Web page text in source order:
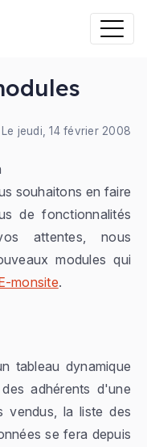
Le jeudi, 14 février 2008
souhaitons en faire
de fonctionnalités
attentes, nous
modules qui
monsite.
tableau dynamique
adhérents d'une
vendus, la liste des
se fera depuis